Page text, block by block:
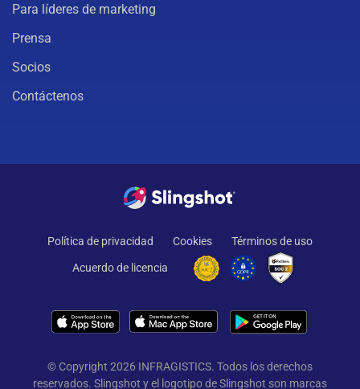
Para líderes de marketing
Prensa
Socios
Contáctenos
Política de privacidad Cookies Términos de uso
Acuerdo de licencia
© Copyright 2026 INFRAGISTICS. Todos los derechos
reservados. Slingshot y el logotipo de Slingshot son marcas